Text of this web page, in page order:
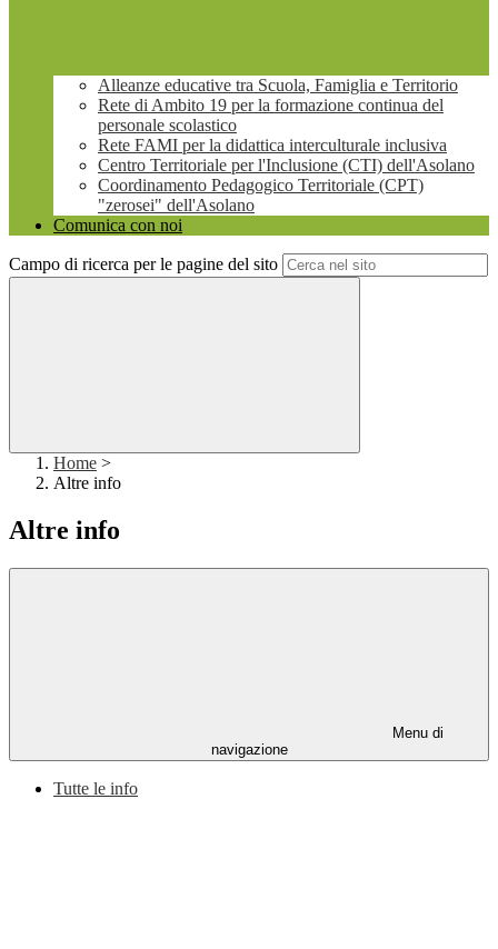
Alleanze educative tra Scuola, Famiglia e Territorio
Rete di Ambito 19 per la formazione continua del
personale scolastico
Rete FAMI per la didattica interculturale inclusiva
Centro Territoriale per l'Inclusione (CTI) dell'Asolano
Coordinamento Pedagogico Territoriale (CPT)
"zerosei" dell'Asolano
Comunica con noi
Campo di ricerca per le pagine del sito
Home >
Altre info
Altre info
Menu di
navigazione
Tutte le info